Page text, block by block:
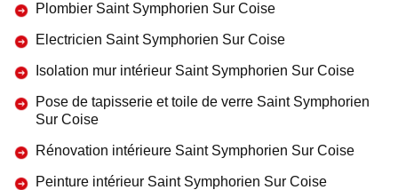
Plombier Saint Symphorien Sur Coise
Electricien Saint Symphorien Sur Coise
Isolation mur intérieur Saint Symphorien Sur Coise
Pose de tapisserie et toile de verre Saint Symphorien
Sur Coise
Rénovation intérieure Saint Symphorien Sur Coise
Peinture intérieur Saint Symphorien Sur Coise